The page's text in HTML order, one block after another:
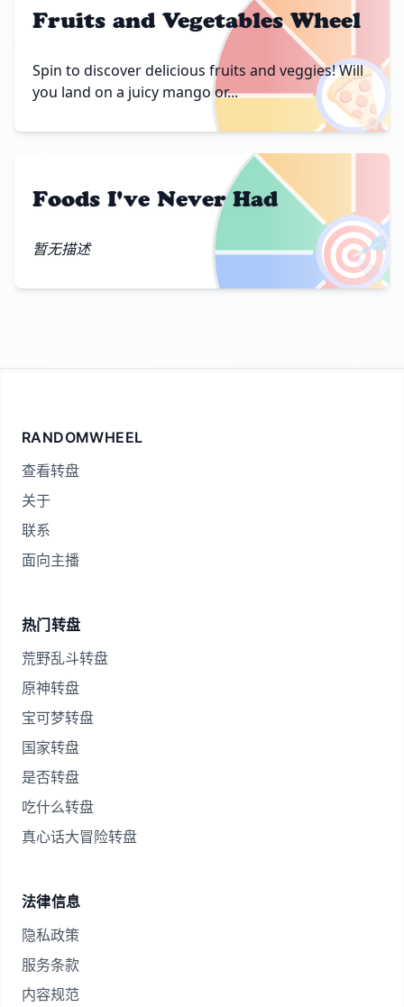
🍕
Fruits and Vegetables Wheel
Spin to discover delicious fruits and veggies! Will
you land on a juicy mango or...
🎯
Foods I've Never Had
暂无描述
RANDOMWHEEL
查看转盘
关于
联系
面向主播
热门转盘
荒野乱斗转盘
原神转盘
宝可梦转盘
国家转盘
是否转盘
吃什么转盘
真心话大冒险转盘
法律信息
隐私政策
服务条款
内容规范